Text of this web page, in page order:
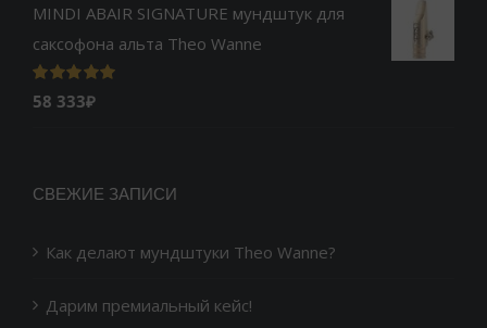
MINDI ABAIR SIGNATURE мундштук для
саксофона альта Theo Wanne
Оценка5.00
из 5
58 333₽
СВЕЖИЕ ЗАПИСИ
Как делают мундштуки Theo Wanne?
Дарим премиальный кейс!